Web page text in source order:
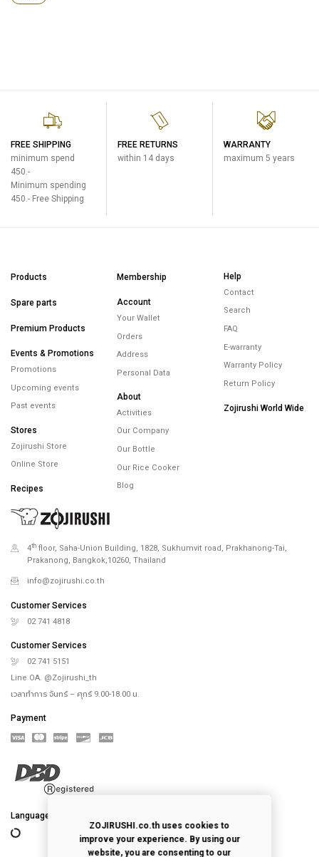
FREE SHIPPING
minimum spend
450.-
Minimum spending
450.- Free Shipping
FREE RETURNS
within 14 days
WARRANTY
maximum 5 years
Products
Spare parts
Premium Products
Events & Promotions
Promotions
Upcoming events
Past events
Stores
Zojirushi Store
Online Store
Recipes
Membership
Account
Your Wallet
Orders
Address
Personal Data
About
Activities
Our Company
Our Bottle
Our Rice Cooker
Blog
Help
Contact
Search
FAQ
E-warranty
Warranty Policy
Return Policy
Zojirushi World Wide
4th floor, Saha-Union Building, 1828, Sukhumvit road, Prakhanong-Tai,
Prakanong, Bangkok,10260, Thailand
info@zojirushi.co.th
Customer Services
02 741 4818
Customer Services
02 741 5151
Line OA. @Zojirushi_th
เวลาทำการ จันทร์ – ศุกร์ 9.00-18.00 น.
Payment
Language
ZOJIRUSHI.co.th uses cookies to
improve your experience. By using our
website, you are consenting to our